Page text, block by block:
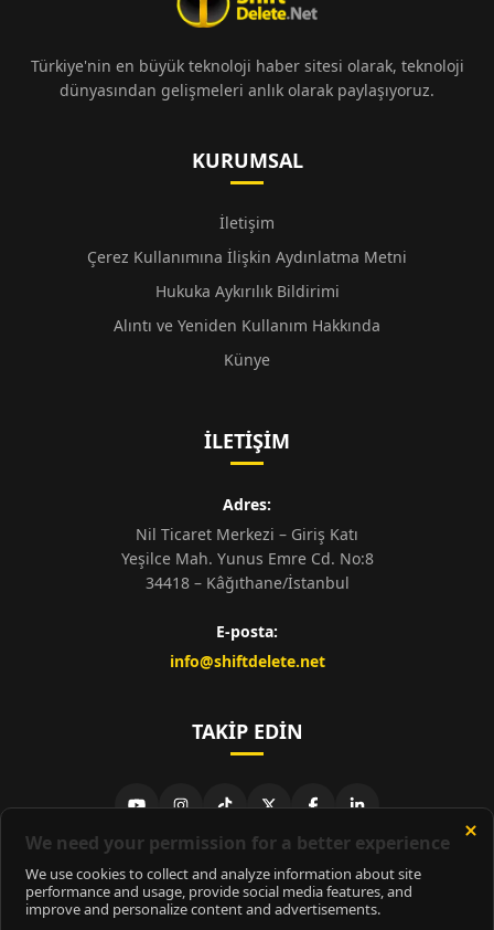
Türkiye'nin en büyük teknoloji haber sitesi olarak, teknoloji
dünyasından gelişmeleri anlık olarak paylaşıyoruz.
KURUMSAL
İletişim
Çerez Kullanımına İlişkin Aydınlatma Metni
Hukuka Aykırılık Bildirimi
Alıntı ve Yeniden Kullanım Hakkında
Künye
İLETIŞIM
Adres:
Nil Ticaret Merkezi – Giriş Katı
Yeşilce Mah. Yunus Emre Cd. No:8
34418 – Kâğıthane/İstanbul
E-posta:
info@shiftdelete.net
TAKIP EDIN